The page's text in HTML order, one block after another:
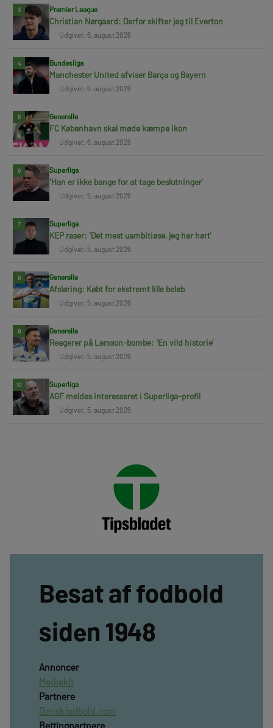
3 Premier League
Christian Nørgaard: Derfor skifter jeg til Everton
Udgivet: 6. august 2026
4 Bundesliga
Manchester United afviser Barça og Bayern
Udgivet: 5. august 2026
5 Generelle
FC København skal møde kæmpe ikon
Udgivet: 6. august 2026
6 Superliga
‘Han er ikke bange for at tage beslutninger’
Udgivet: 5. august 2026
7 Superliga
KEP raser: ‘Det mest uambitiøse, jeg har hørt’
Udgivet: 5. august 2026
8 Generelle
Afsløring: Købt for ekstremt lille beløb
Udgivet: 5. august 2026
9 Generelle
Reagerer på Larsson-bombe: ‘En vild historie’
Udgivet: 5. august 2026
10 Superliga
AGF meldes interesseret i Superliga-profil
Udgivet: 5. august 2026
Besat af fodbold
siden 1948
Annoncer
Mediekit
Partnere
Danskfodbold.com
Bettingpartnere